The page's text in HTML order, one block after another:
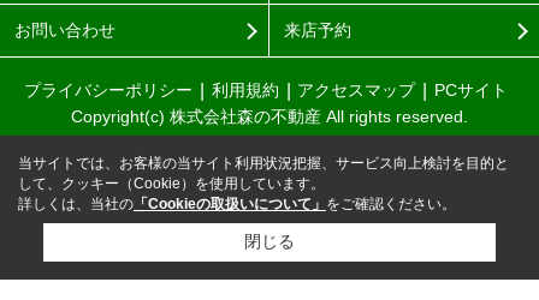
お問い合わせ 来店予約
プライバシーポリシー 利用規約 アクセスマップ
PCサイト
Copyright(c) 株式会社森の不動産 All rights reserved.
当サイトでは、お客様の当サイト利用状況把握、サービス向上検討を目的と
して、クッキー（Cookie）を使用しています。
詳しくは、当社の 「Cookieの取扱いについて」 をご確認ください。
閉じる